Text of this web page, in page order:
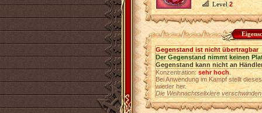
Level2
Gegenstand ist nicht übertragbar
Der Gegenstand nimmt keinen
Gegenstand kann nicht an
Konzentration:sehr hoch.
Bei Anwendung im Kampf stellt
wieder her.
Die Weihnachtselixiere